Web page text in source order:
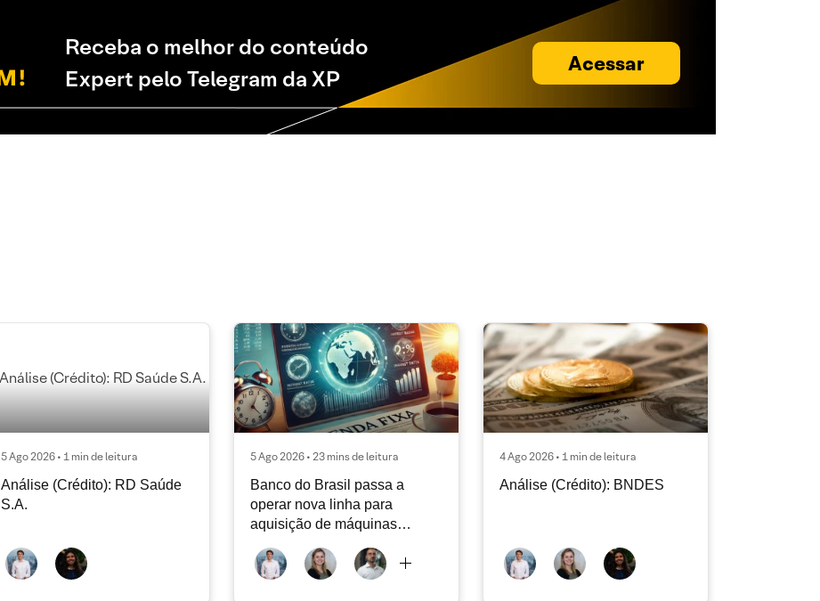
Receba o melhor do conteúdo
Expert pelo Telegram da XP
Acessar
5 Ago 2026 • 1 min de leitura
Análise (Crédito): RD Saúde
S.A.
5 Ago 2026 • 23 mins de leitura
Banco do Brasil passa a
operar nova linha para
aquisição de máquinas
4 Ago 2026 • 1 min de leitura
Análise (Crédito): BNDES